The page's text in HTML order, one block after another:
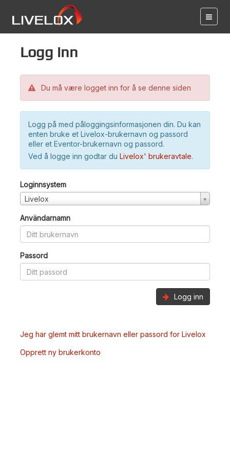
Logg inn
Du må være logget inn for å se denne siden
Logg på med påloggingsinformasjonen din. Du kan
enten bruke et Livelox-brukernavn og passord
eller et Eventor-brukernavn og passord.
Ved å logge inn godtar du Livelox' brukeravtale.
Loginnsystem
Livelox
Användarnamn
Passord
Logg inn
Jeg har glemt mitt brukernavn eller passord for Livelox
Opprett ny brukerkonto